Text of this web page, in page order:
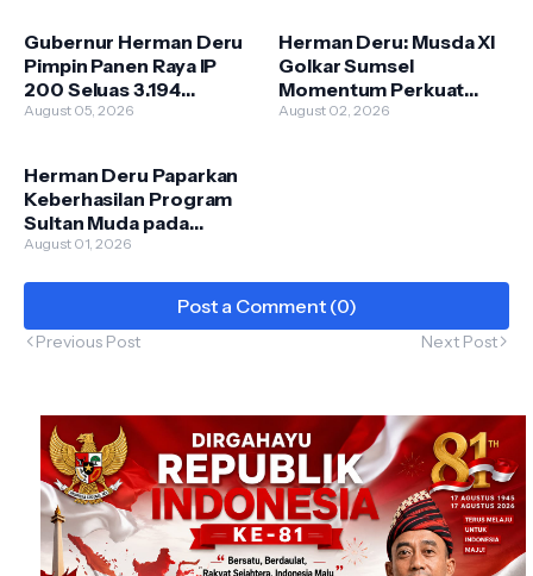
Gubernur Herman Deru
Pimpin Panen Raya IP
200 Seluas 3.194
Hektare di Ogan Ilir
August 05, 2026
Herman Deru: Musda XI
Golkar Sumsel
Momentum Perkuat
Kontribusi bagi
August 02, 2026
Herman Deru Paparkan
Keberhasilan Program
Sultan Muda pada
Assessment TPAKD
August 01, 2026
Post a Comment (0)
Previous Post Next Post